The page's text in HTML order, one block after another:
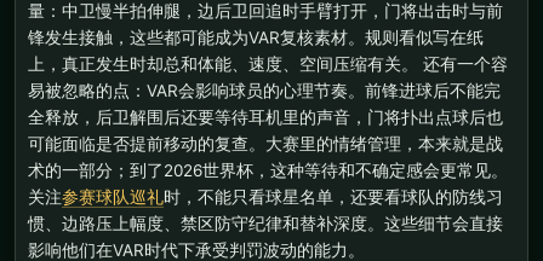
量：中卫慢半拍伸腿，边后卫回追时手臂打开，门将出击时与前
锋发生接触，这些都可能成为VAR复核素材。规则看似写在纸
上，真正发生时却总和体能、速度、空间压缩有关。 还有一个容
易被忽略的点：VAR会影响球员的心理节奏。前锋进球后不能完
全释放，后卫解围后还要等待耳机里的声音，门将扑出点球后也
可能面临是否提前移动的复查。大赛里的情绪管理，本来就是战
术的一部分；到了2026世界杯，这种等待和不确定感会更常见。
关注参赛球队巡礼时，不能只看球星名单，还要看球队的防线习
惯、边路压上幅度、禁区防守纪律和替补深度。这些细节会直接
影响他们在VAR时代下承受判罚波动的能力。